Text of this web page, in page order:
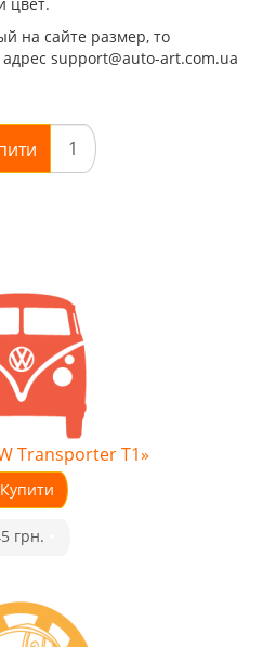
на сайте размер, то
support@auto-art.com.ua
Transporter T1»
Купити
грн.